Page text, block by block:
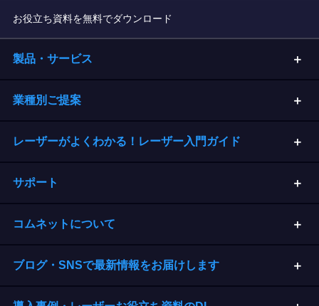
お役立ち資料を無料でダウンロード
製品・サービス
業種別ご提案
レーザーがよくわかる！レーザー入門ガイド
サポート
コムネットについて
ブログ・SNSで最新情報をお届けします